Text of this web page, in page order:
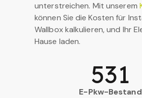
unterstreichen. Mit unserem
können Sie die Kosten für
Wallbox kalkulieren, und Ihr
Hause laden.
E-Pkw-Bestand
531